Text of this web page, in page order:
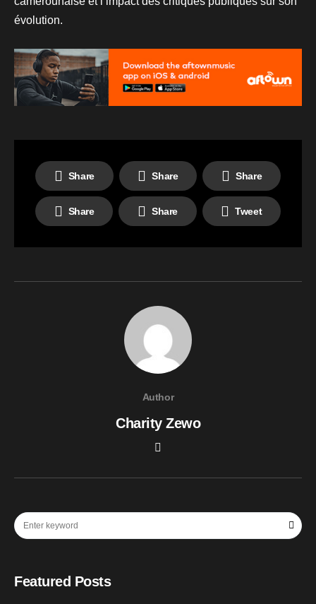
évolution.
Share Share Share
Share Share Tweet
Author
Charity Zewo
Featured Posts